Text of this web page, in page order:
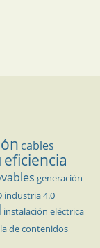
cables
eficiencia
generación
industria 4.0
instalación eléctrica
de contenidos